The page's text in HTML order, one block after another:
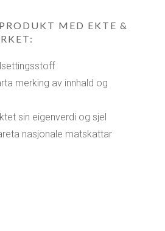
MED EKTE &
merking av innhald og
sin eigenverdi og sjel
nasjonale matskattar